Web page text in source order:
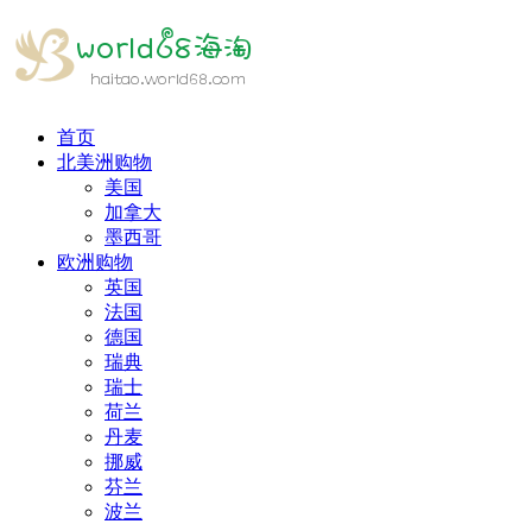
首页
北美洲购物
美国
加拿大
墨西哥
欧洲购物
英国
法国
德国
瑞典
瑞士
荷兰
丹麦
挪威
芬兰
波兰